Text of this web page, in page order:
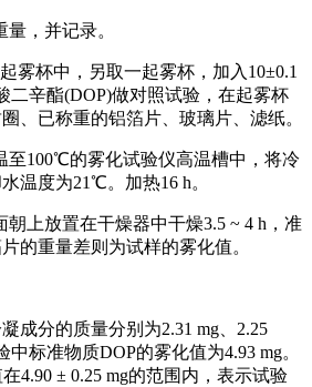
，并记录。
雾杯中，另取一起雾杯，加入10±0.1
二辛酯(DOP)做对照试验，在起雾杯
、已称重的铝箔片、玻璃片、滤纸。
至100℃的雾化试验仪高温槽中，将冷
温度为21℃。加热16 h。
朝上放置在干燥器中干燥3.5 ~ 4 h，准
的重量差则为试样的雾化值。
成分的质量分别为2.31 mg、2.25
中标准物质DOP的雾化值为4.93 mg。
4.90 ± 0.25 mg的范围内，表示试验